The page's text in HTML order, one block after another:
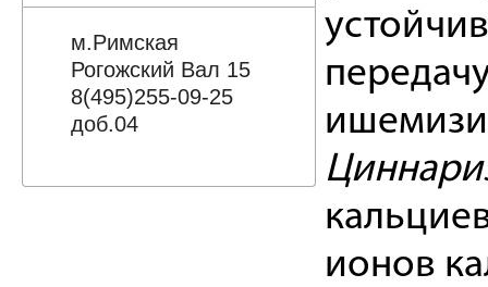
м.Римская
Рогожский Вал 15
8(495)255-09-25
доб.04
ионов